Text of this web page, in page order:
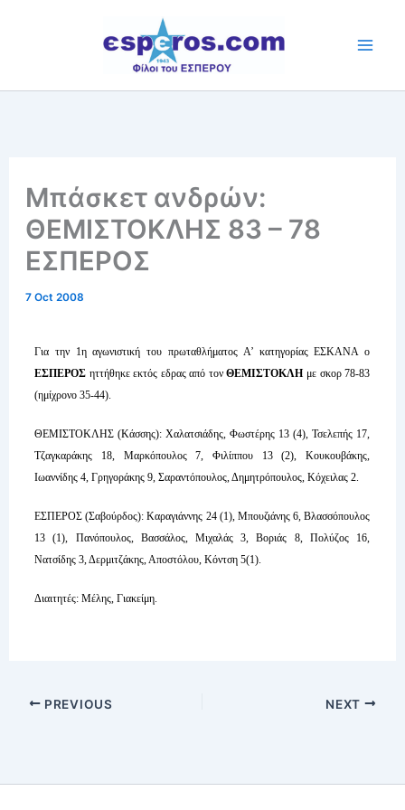
Μπάσκετ ανδρών:
ΘΕΜΙΣΤΟΚΛΗΣ 83 – 78
ΕΣΠΕΡΟΣ
7 Oct 2008
Για την 1η αγωνιστική του πρωταθλήματος Α’ κατηγορίας ΕΣΚΑΝΑ ο
ΕΣΠΕΡΟΣ ηττήθηκε εκτός εδρας από τονΘΕΜΙΣΤΟΚΛΗ με σκορ 78-83
(ημίχρονο 35-44).
ΘΕΜΙΣΤΟΚΛΗΣ (Κάσσης): Χαλατσιάδης, Φωστέρης 13 (4), Τσελεπής 17,
Τζαγκαράκης 18, Μαρκόπουλος 7, Φιλίππου 13 (2), Κουκουβάκης,
Ιωαννίδης 4, Γρηγοράκης 9, Σαραντόπουλος, Δημητρόπουλος, Κόχειλας 2.
ΕΣΠΕΡΟΣ (Σαβούρδος): Καραγιάννης 24 (1), Μπουζιάνης 6, Βλασσόπουλος
13 (1), Πανόπουλος, Βασσάλος, Μιχαλάς 3, Βοριάς 8, Πολύζος 16,
Νατσίδης 3, Δερμιτζάκης, Αποστόλου, Κόντση 5(1).
Διαιτητές: Μέλης, Γιακείμη.
PREVIOUS NEXT